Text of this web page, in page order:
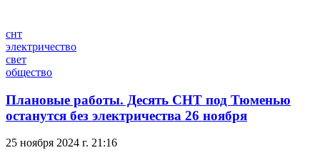
снт
электричество
свет
общество
Плановые работы. Десять СНТ под Тюменью
останутся без электричества 26 ноября
25 ноября 2024 г. 21:16